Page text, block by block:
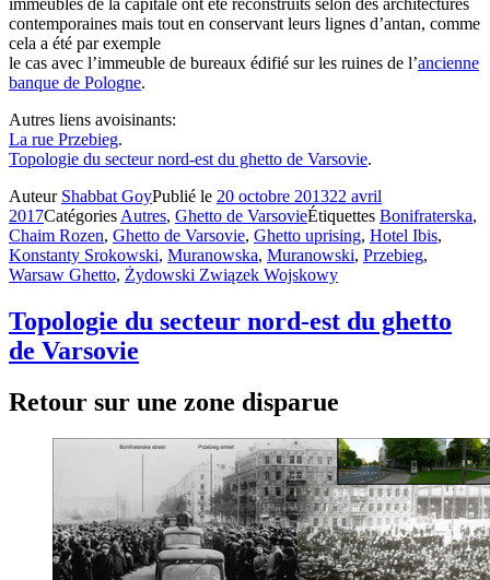
contemporaines mais tout en conservant leurs lignes d’antan, comme
cela a été par exemple
le cas avec l’immeuble de bureaux édifié sur les ruines de l’ancienne
banque de Pologne.
Autres liens avoisinants:
La rue Przebieg.
Topologie du secteur nord-est du ghetto de Varsovie.
Auteur Shabbat GoyPublié le 20 octobre 201322 avril
2017Catégories Autres, Ghetto de VarsovieÉtiquettes Bonifraterska,
Chaim Rozen, Ghetto de Varsovie, Ghetto uprising, Hotel Ibis,
Konstanty Srokowski, Muranowska, Muranowski, Przebieg,
Warsaw Ghetto, Żydowski Związek Wojskowy
Topologie du secteur nord-est du ghetto
de Varsovie
Retour sur une zone disparue